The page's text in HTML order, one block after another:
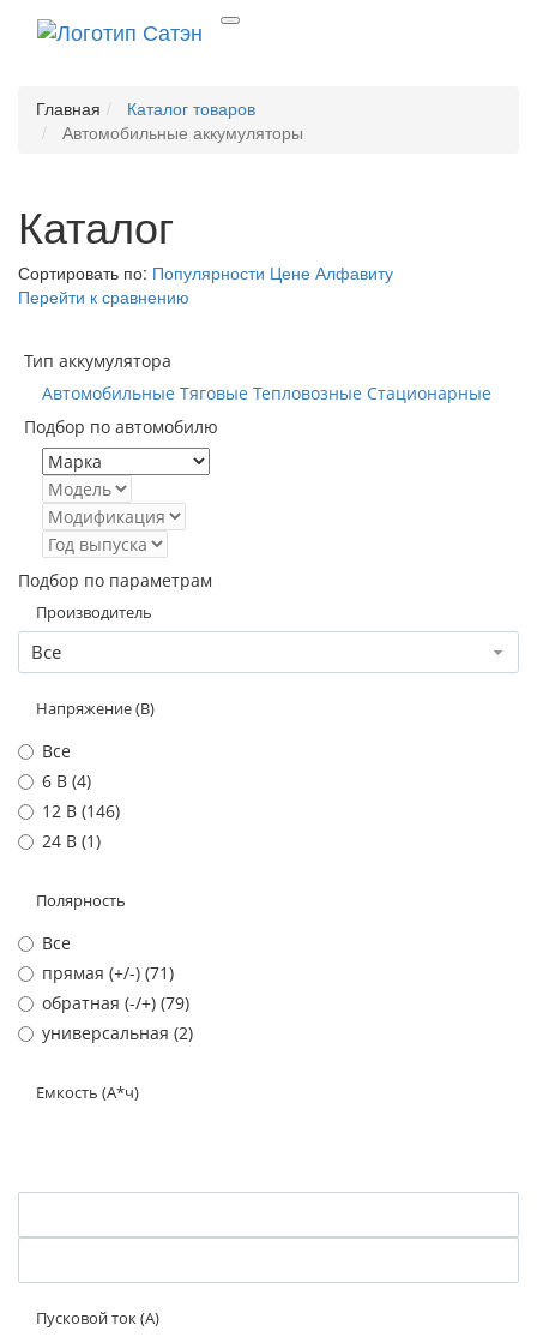
Главная
Каталог товаров
Автомобильные аккумуляторы
Каталог
Сортировать по: Популярности Цене Алфавиту
Перейти к сравнению
Тип аккумулятора
Автомобильные Тяговые Тепловозные Стационарные
Подбор по автомобилю
Подбор по параметрам
Производитель
Все
Напряжение (В)
Все
6 В (4)
12 В (146)
24 В (1)
Полярность
Все
прямая (+/-) (71)
обратная (-/+) (79)
универсальная (2)
Емкость (А*ч)
Пусковой ток (А)